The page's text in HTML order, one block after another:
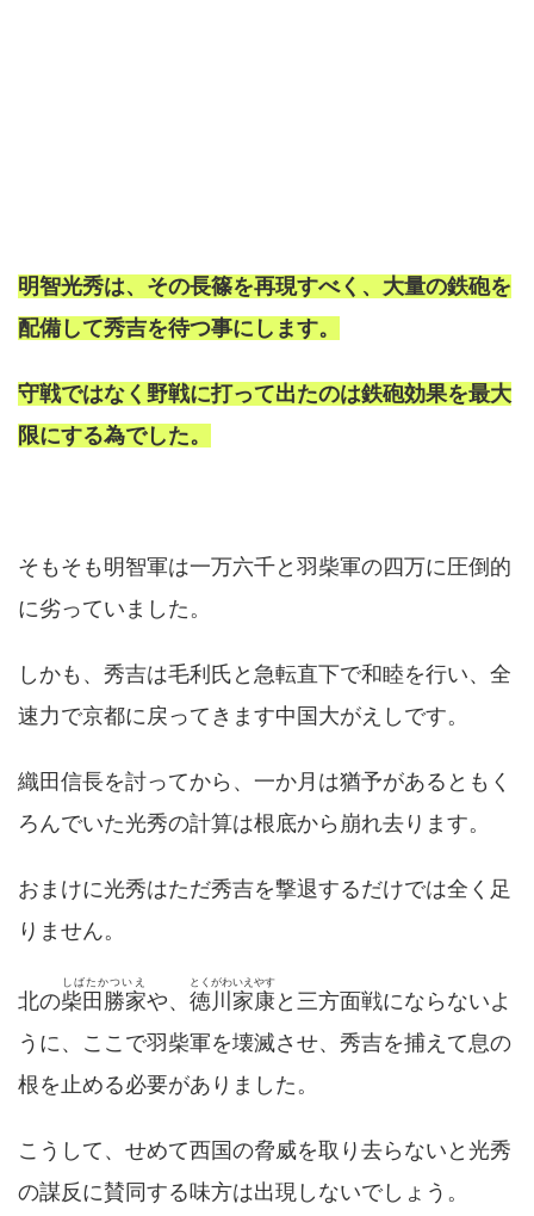
明智光秀は、その長篠を再現すべく、大量の鉄砲を
配備して秀吉を待つ事にします。
守戦ではなく野戦に打って出たのは鉄砲効果を最大
限にする為でした。
そもそも明智軍は一万六千と羽柴軍の四万に圧倒的
に劣っていました。
しかも、秀吉は毛利氏と急転直下で和睦を行い、全
速力で京都に戻ってきます中国大がえしです。
織田信長を討ってから、一か月は猶予があるともく
ろんでいた光秀の計算は根底から崩れ去ります。
おまけに光秀はただ秀吉を撃退するだけでは全く足
りません。
北の柴田勝家
しばたかついえ
や、 徳川家康
とくがわいえやす
と三方面戦にならないよ
うに、ここで羽柴軍を壊滅させ、秀吉を捕えて息の
根を止める必要がありました。
こうして、せめて西国の脅威を取り去らないと光秀
の謀反に賛同する味方は出現しないでしょう。